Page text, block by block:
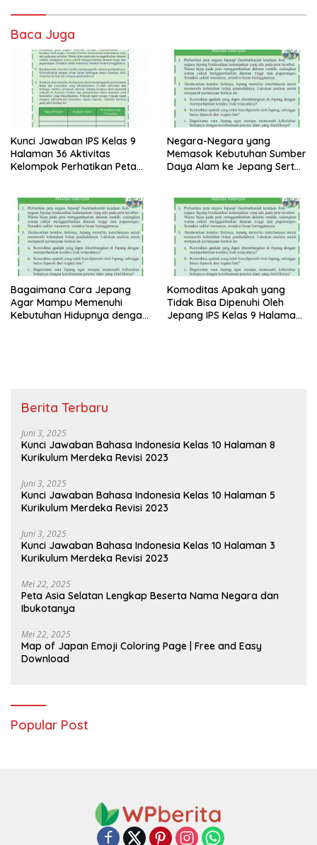
Baca Juga
Kunci Jawaban IPS Kelas 9
Halaman 36 Aktivitas
Kelompok Perhatikan Peta
Fisik
Negara-Negara yang
Memasok Kebutuhan Sumber
Daya Alam ke Jepang Serta
Bagaimana Cara Jepang
Agar Mampu Memenuhi
Kebutuhan Hidupnya dengan
Komoditas Apakah yang
Tidak Bisa Dipenuhi Oleh
Jepang IPS Kelas 9 Halaman
Berita Terbaru
Juni 3, 2025
Kunci Jawaban Bahasa Indonesia Kelas 10 Halaman 8
Kurikulum Merdeka Revisi 2023
Juni 3, 2025
Kunci Jawaban Bahasa Indonesia Kelas 10 Halaman 5
Kurikulum Merdeka Revisi 2023
Juni 3, 2025
Kunci Jawaban Bahasa Indonesia Kelas 10 Halaman 3
Kurikulum Merdeka Revisi 2023
Mei 22, 2025
Peta Asia Selatan Lengkap Beserta Nama Negara dan
Ibukotanya
Mei 22, 2025
Map of Japan Emoji Coloring Page | Free and Easy
Download
Popular Post